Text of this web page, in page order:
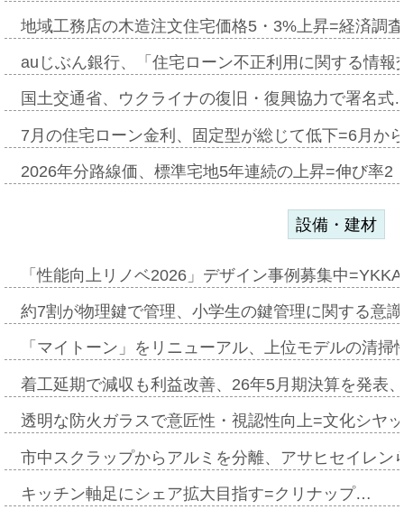
地域工務店の木造注文住宅価格5・3%上昇=経済調
auじぶん銀行、「住宅ローン不正利用に関する情
国土交通省、ウクライナの復旧・復興協力で署名
7月の住宅ローン金利、固定型が総じて低下=6月か
2026年分路線価、標準宅地5年連続の上昇=伸び率
設備・建材
「性能向上リノベ2026」デザイン事例募集中
約7割が物理鍵で管理、小学生の鍵管理に関する意
「マイトーン」をリニューアル、上位モデルの清
着工延期で減収も利益改善、26年5月期決算を発表
透明な防火ガラスで意匠性・視認性向上=文化シヤ
市中スクラップからアルミを分離、アサヒセイレ
キッチン軸足にシェア拡大目指す=クリナップ…